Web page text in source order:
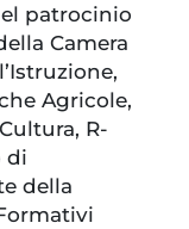
patrocinio
Camera
Agricole,
R-
di
della